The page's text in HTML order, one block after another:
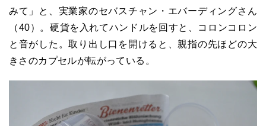
みて」と、実業家のセバスチャン・エバーディングさん
（40）。硬貨を入れてハンドルを回すと、コロンコロン
と音がした。取り出し口を開けると、親指の先ほどの大
きさのカプセルが転がっている。